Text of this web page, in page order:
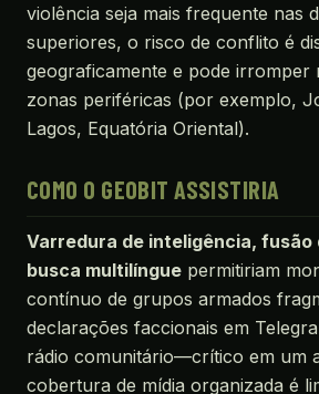
violência seja mais frequente nas
superiores, o risco de conflito é
geograficamente e pode irromper
zonas periféricas (por exemplo,
Lagos, Equatória Oriental).
COMO O GEOBIT ASSISTIRIA
Varredura de inteligência, fusão
busca multilíngue permitiriam
contínuo de grupos armados
declarações faccionais em
rádio comunitário—crítico em um
cobertura de mídia organizada é